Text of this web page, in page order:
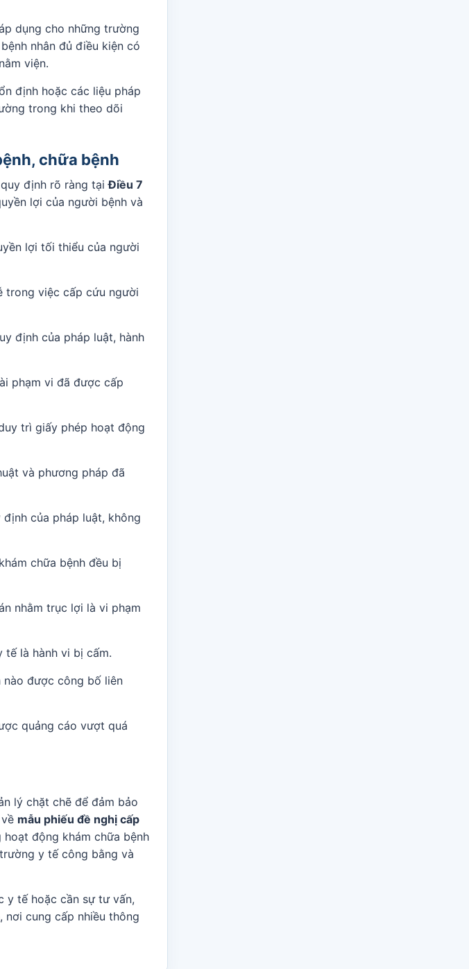
dụng cho những trường
nhân đủ điều kiện có
viện.
định hoặc các liệu pháp
trong khi theo dõi
chữa bệnh
quy định rõ ràng tạiĐiều 7
lợi của người bệnh và
lợi tối thiểu của người
trong việc cấp cứu người
định của pháp luật, hành
phạm vi đã được cấp
trì giấy phép hoạt động
và phương pháp đã
của pháp luật, không
chữa bệnh đều bị
nhằm trục lợi là vi phạm
là hành vi bị cấm.
được công bố liên
quảng cáo vượt quá
lý chặt chẽ để đảm bảo
mẫu phiếu đề nghị cấp
động khám chữa bệnh
y tế công bằng và
y tế hoặc cần sự tư vấn,
, nơi cung cấp nhiều thông